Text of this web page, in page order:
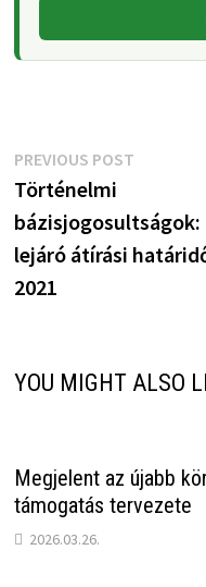
Bejegyzés
navigáció
PREVIOUS POSTPrevious
Történelmi
bázisjogosultságok:
lejáró átírási
2021
YOU MIGHT ALSO
Megjelent az újabb
támogatás tervezete
2026.03.26.